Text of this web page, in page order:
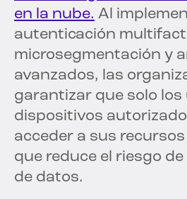
en la nube. Al
autenticación
microsegmentación y
avanzados, las
garantizar que solo los
dispositivos
acceder a sus
que reduce el riesgo
de datos.